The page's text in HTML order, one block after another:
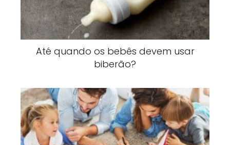
Até quando os bebês devem usar
biberão?